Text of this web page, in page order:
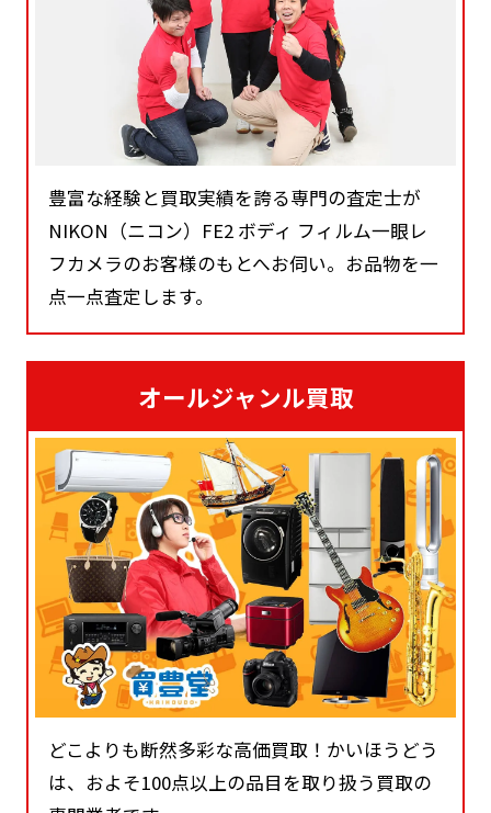
豊富な経験と買取実績を誇る専門の査定士が
NIKON（ニコン）FE2 ボディ フィルム一眼レ
フカメラのお客様のもとへお伺い。お品物を一
点一点査定します。
オールジャンル買取
どこよりも断然多彩な高価買取！かいほうどう
は、およそ100点以上の品目を取り扱う買取の